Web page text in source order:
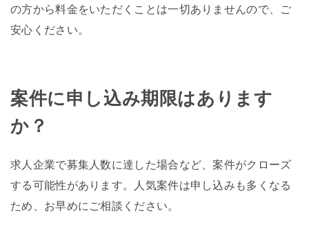
の方から料金をいただくことは一切ありませんので、ご
安心ください。
案件に申し込み期限はあります
か？
求人企業で募集人数に達した場合など、案件がクローズ
する可能性があります。人気案件は申し込みも多くなる
ため、お早めにご相談ください。